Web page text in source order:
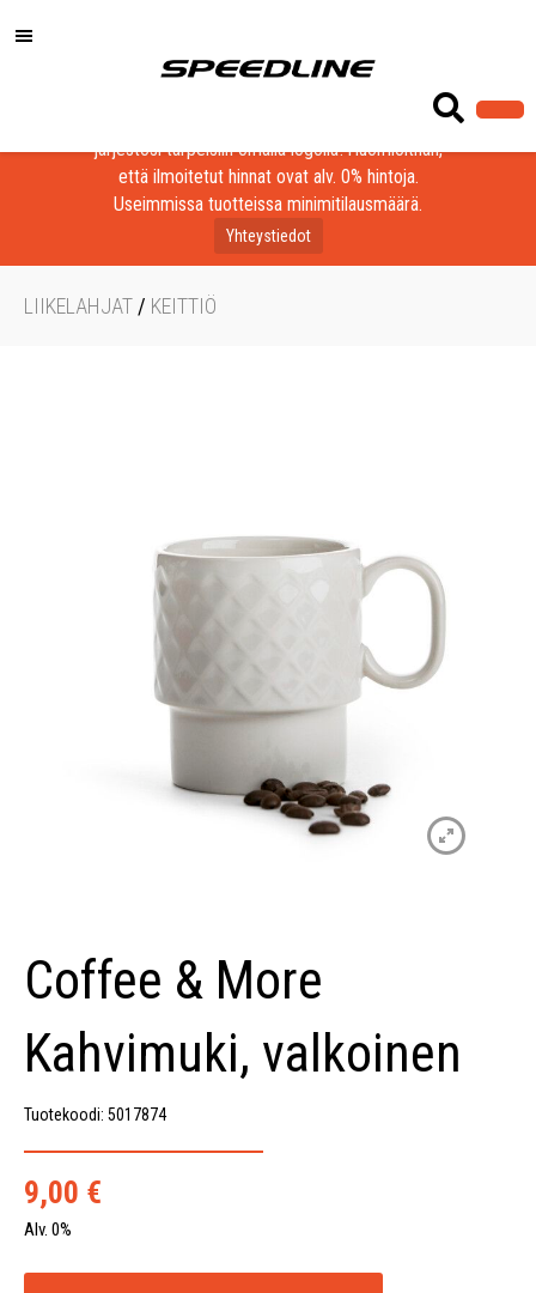
Löydä laadukkaat tuotteet yrityksesi, seurasi tai
järjestösi tarpeisiin omalla logolla! Huomioithan,
että ilmoitetut hinnat ovat alv. 0% hintoja.
Useimmissa tuotteissa minimitilausmäärä.
Yhteystiedot
LIIKELAHJAT / KEITTIÖ
Coffee & More
Kahvimuki, valkoinen
Tuotekoodi: 5017874
9,00 €
Alv. 0%